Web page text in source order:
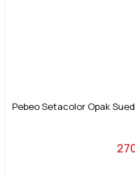
Pebeo Setacolor Opak